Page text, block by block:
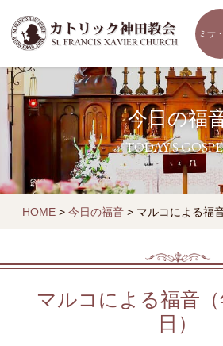
ミサ
今日の福
TODAY'S
HOME > 今日の福音 > マルコによる福
マルコによる福音
日）